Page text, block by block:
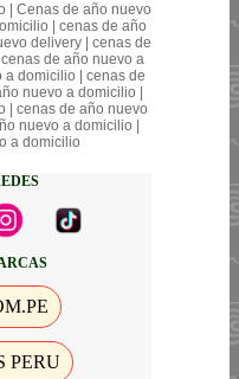
| Cenas de año nuevo
| cenas de año
delivery | cenas de
de año nuevo a
domicilio | cenas de
nuevo a domicilio |
| cenas de año nuevo
nuevo a domicilio |
a domicilio
PERU